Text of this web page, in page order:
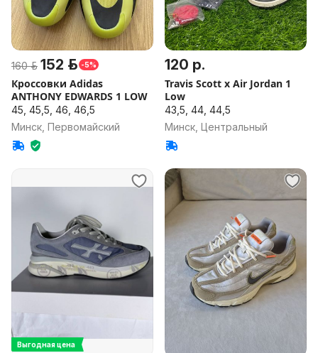
160 р. 152 р. -5%
Кроссовки Adidas
ANTHONY EDWARDS 1 LOW
45, 45,5, 46, 46,5
Минск, Первомайский
120 р.
Travis Scott x Air Jordan 1
Low
43,5, 44, 44,5
Минск, Центральный
Выгодная цена